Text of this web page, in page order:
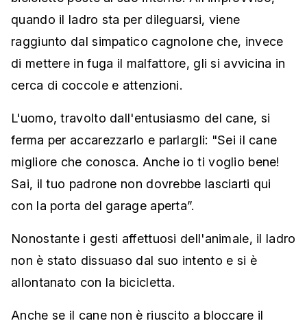
quando il ladro sta per dileguarsi, viene
raggiunto dal simpatico cagnolone che, invece
di mettere in fuga il malfattore, gli si avvicina in
cerca di coccole e attenzioni.
L'uomo, travolto dall'entusiasmo del cane, si
ferma per accarezzarlo e parlargli: "Sei il cane
migliore che conosca. Anche io ti voglio bene!
Sai, il tuo padrone non dovrebbe lasciarti qui
con la porta del garage aperta”.
Nonostante i gesti affettuosi dell'animale, il ladro
non è stato dissuaso dal suo intento e si è
allontanato con la bicicletta.
Anche se il cane non è riuscito a bloccare il